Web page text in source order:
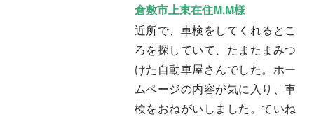
倉敷市上東在住M.M様
近所で、車検をしてくれるとこ
ろを探していて、たまたまみつ
けた自動車屋さんでした。ホー
ムページの内容が気に入り、車
検をおねがいしました。ていね